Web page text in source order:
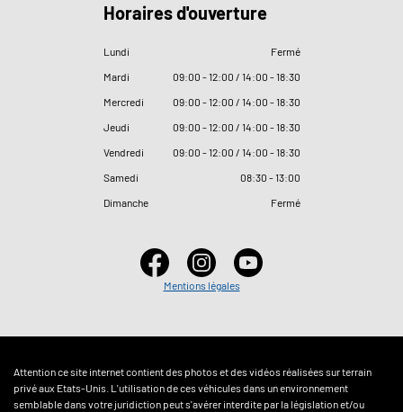
Horaires d'ouverture
Lundi
Fermé
Mardi
09:00 - 12:00 / 14:00 - 18:30
Mercredi
09:00 - 12:00 / 14:00 - 18:30
Jeudi
09:00 - 12:00 / 14:00 - 18:30
Vendredi
09:00 - 12:00 / 14:00 - 18:30
Samedi
08:30 - 13:00
Dimanche
Fermé
Mentions légales
Attention ce site internet contient des photos et des vidéos réalisées sur terrain
privé aux Etats-Unis. L'utilisation de ces véhicules dans un environnement
semblable dans votre juridiction peut s'avérer interdite par la législation et/ou